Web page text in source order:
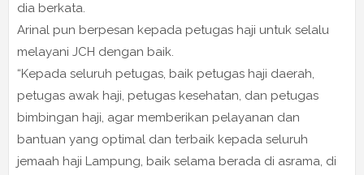
dia berkata.
Arinal pun berpesan kepada petugas haji untuk selalu
melayani JCH dengan baik.
“Kepada seluruh petugas, baik petugas haji daerah,
petugas awak haji, petugas kesehatan, dan petugas
bimbingan haji, agar memberikan pelayanan dan
bantuan yang optimal dan terbaik kepada seluruh
jemaah haji Lampung, baik selama berada di asrama, di